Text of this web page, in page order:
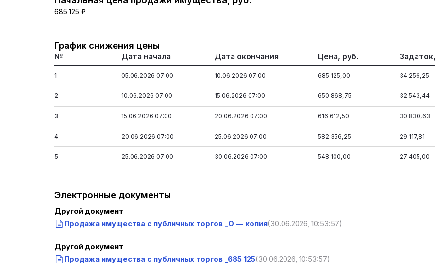
685 125 ₽
График снижения цены
№ Дата начала Дата окончания Цена, руб.
1 05.06.2026 07:00 10.06.2026 07:00 685 125,00 34 256,25
2 10.06.2026 07:00 15.06.2026 07:00 650 868,75 32 543,44
3 15.06.2026 07:00 20.06.2026 07:00 616 612,50 30 830,63
4 20.06.2026 07:00 25.06.2026 07:00 582 356,25 29 117,81
5 25.06.2026 07:00 30.06.2026 07:00 548 100,00 27 405,00
Электронные документы
Другой документ
Продажа имущества с публичных торгов _О — копия(30.06.2026, 10:53:57)
Другой документ
Продажа имущества с публичных торгов _685 125(30.06.2026, 10:53:57)